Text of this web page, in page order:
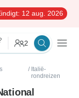
12 aug. 2026
2
/ Italië-
rondreizen